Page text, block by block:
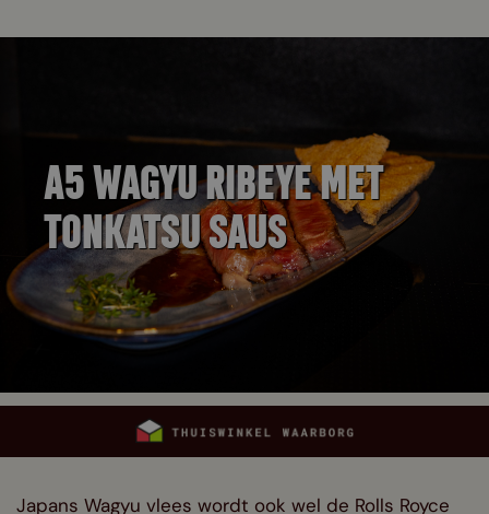
A5 WAGYU RIBEYE MET
TONKATSU SAUS
Japans Wagyu vlees wordt ook wel de Rolls Royce